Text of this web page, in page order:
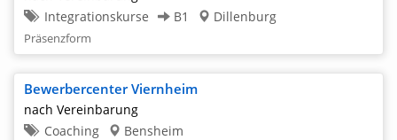
Integrationskurse
B1 Dillenburg
Präsenzform
Bewerbercenter Viernheim
nach Vereinbarung
Coaching
Bensheim